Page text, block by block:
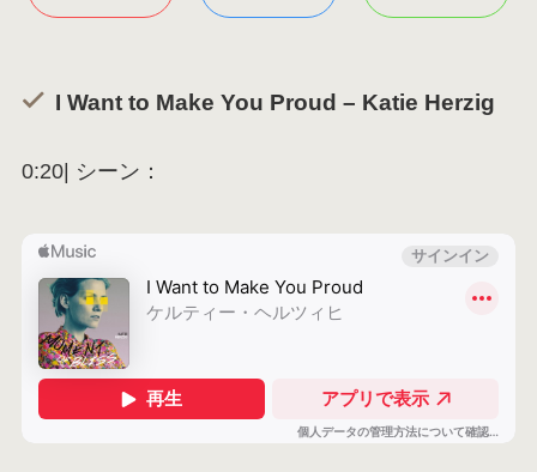
I Want to Make You Proud – Katie Herzig
0:20| シーン：